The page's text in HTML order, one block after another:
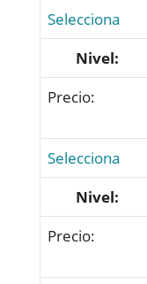
Selecciona
Selecciona